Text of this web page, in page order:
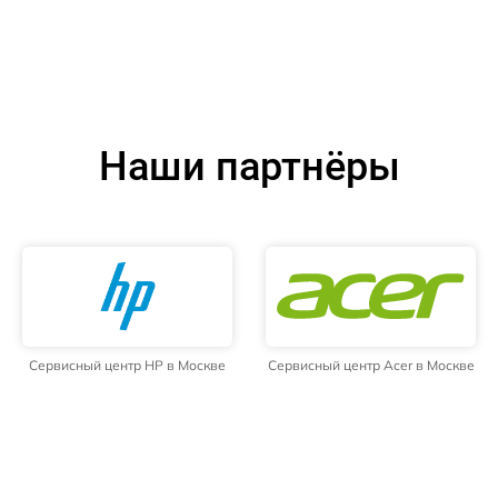
Наши партнёры
Сервисный центр HP в Москве Сервисный центр Acer в Москве